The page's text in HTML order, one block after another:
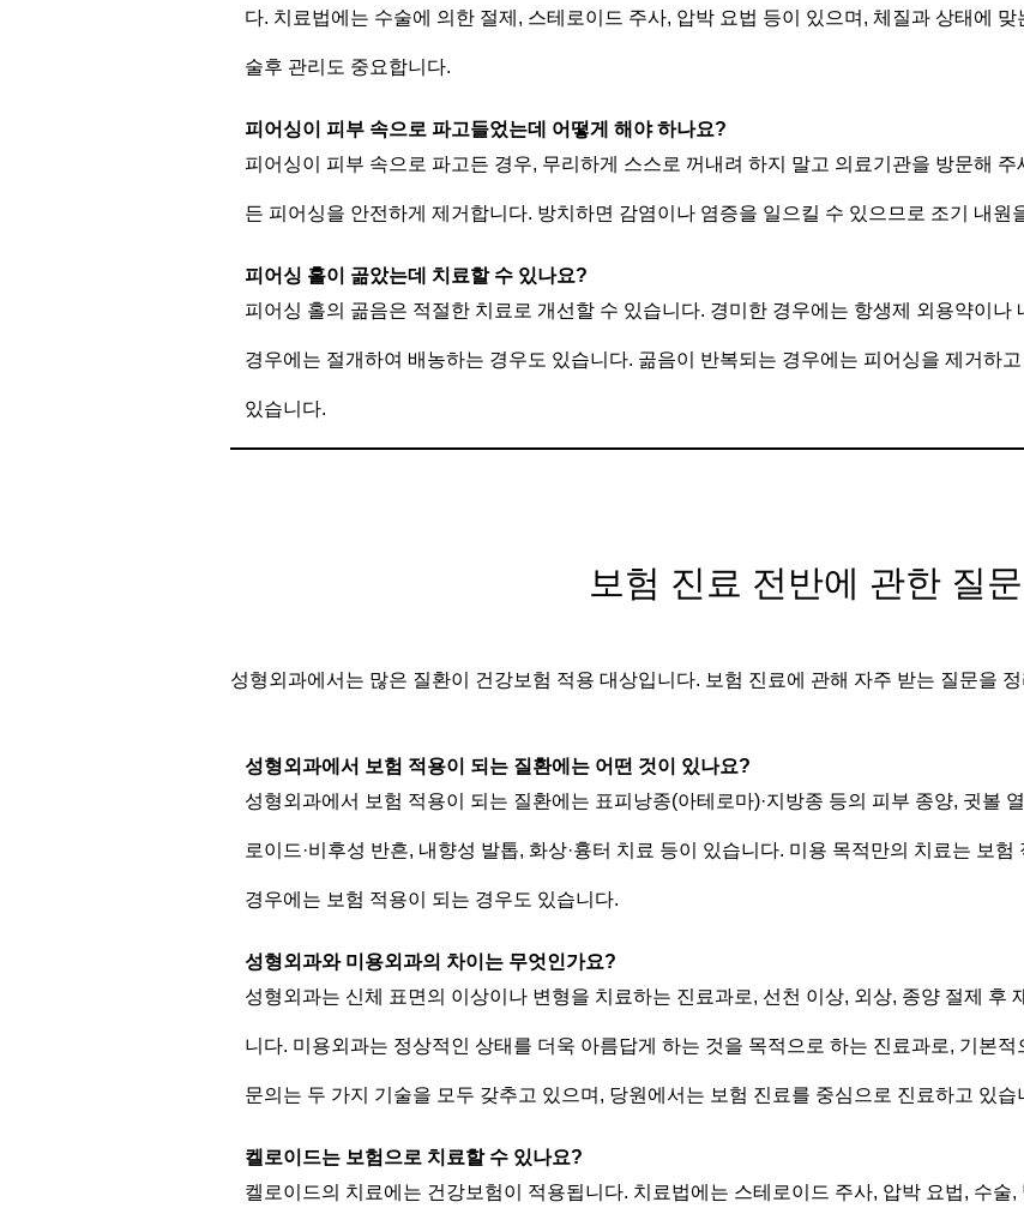
다. 치료법에는 수술에 의한 절제, 스테로이드 주사, 압박 요법 등이 있으며, 체질과 상태에
술후 관리도 중요합니다.
피어싱이 피부 속으로 파고들었는데 어떻게 해야 하나요?
피어싱이 피부 속으로 파고든 경우, 무리하게 스스로 꺼내려 하지 말고 의료기관을 방문해
든 피어싱을 안전하게 제거합니다. 방치하면 감염이나 염증을 일으킬 수 있으므로 조기 내원
피어싱 홀이 곪았는데 치료할 수 있나요?
피어싱 홀의 곪음은 적절한 치료로 개선할 수 있습니다. 경미한 경우에는 항생제 외용약이나
경우에는 절개하여 배농하는 경우도 있습니다. 곪음이 반복되는 경우에는 피어싱을 제거하
있습니다.
보험 진료 전반에 관한 질문
성형외과에서는 많은 질환이 건강보험 적용 대상입니다. 보험 진료에 관해 자주 받는 질문을
성형외과에서 보험 적용이 되는 질환에는 어떤 것이 있나요?
성형외과에서 보험 적용이 되는 질환에는 표피낭종(아테로마)·지방종 등의 피부 종양, 귓볼
로이드·비후성 반흔, 내향성 발톱, 화상·흉터 치료 등이 있습니다. 미용 목적만의 치료는 보
경우에는 보험 적용이 되는 경우도 있습니다.
성형외과와 미용외과의 차이는 무엇인가요?
성형외과는 신체 표면의 이상이나 변형을 치료하는 진료과로, 선천 이상, 외상, 종양 절제 후
니다. 미용외과는 정상적인 상태를 더욱 아름답게 하는 것을 목적으로 하는 진료과로, 기본
문의는 두 가지 기술을 모두 갖추고 있으며, 당원에서는 보험 진료를 중심으로 진료하고 있습
켈로이드는 보험으로 치료할 수 있나요?
켈로이드의 치료에는 건강보험이 적용됩니다. 치료법에는 스테로이드 주사, 압박 요법, 수술,